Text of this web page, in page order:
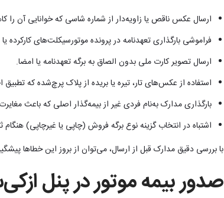
ارسال عکس ناقص یا زاویه‌دار از شماره شاسی که خوانایی آن
فراموشی بارگذاری تعهدنامه در پرونده موتورسیکلت‌های کارکرده
ارسال تصویر کارت ملی بدون الصاق به برگه تعهدنامه یا امضا.
استفاده از عکس‌های تار، تیره یا بریده از پلاک پرچ‌شده که تطبیق
بارگذاری مدارک به‌نام فردی غیر از بیمه‌گذار اصلی که باعث
اشتباه در انتخاب گزینه نوع برگه فروش (چاپی یا غیرچاپی)
با بررسی دقیق مدارک قبل از ارسال، می‌توان از بروز این خطاها
صدور بیمه موتور در پنل